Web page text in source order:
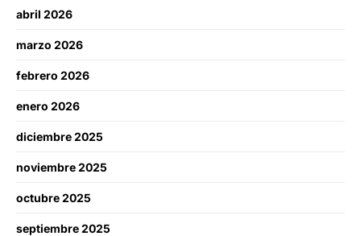
abril 2026
marzo 2026
febrero 2026
enero 2026
diciembre 2025
noviembre 2025
octubre 2025
septiembre 2025